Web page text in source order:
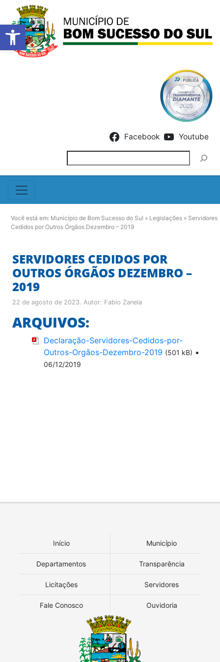
Barra de Ferramentas
Facebook Youtube
Você está em: Município de Bom Sucesso do Sul » Legislações » Servidores
Cedidos por Outros Órgãos Dezembro – 2019
SERVIDORES CEDIDOS POR
OUTROS ÓRGÃOS DEZEMBRO –
2019
22 de agosto de 2023. Autor: Fabio Zanela
ARQUIVOS:
Declaração-Servidores-Cedidos-por-
Outros-Orgãos-Dezembro-2019 (501 kB) •
06/12/2019
Início Município
Departamentos Transparência
Licitações Servidores
Fale Conosco Ouvidoria